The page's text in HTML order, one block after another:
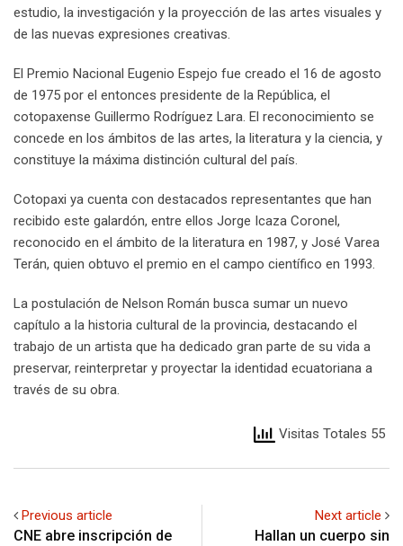
estudio, la investigación y la proyección de las artes visuales y
de las nuevas expresiones creativas.
El Premio Nacional Eugenio Espejo fue creado el 16 de agosto
de 1975 por el entonces presidente de la República, el
cotopaxense Guillermo Rodríguez Lara. El reconocimiento se
concede en los ámbitos de las artes, la literatura y la ciencia, y
constituye la máxima distinción cultural del país.
Cotopaxi ya cuenta con destacados representantes que han
recibido este galardón, entre ellos Jorge Icaza Coronel,
reconocido en el ámbito de la literatura en 1987, y José Varea
Terán, quien obtuvo el premio en el campo científico en 1993.
La postulación de Nelson Román busca sumar un nuevo
capítulo a la historia cultural de la provincia, destacando el
trabajo de un artista que ha dedicado gran parte de su vida a
preservar, reinterpretar y proyectar la identidad ecuatoriana a
través de su obra.
Visitas Totales 55
Previous article
CNE abre inscripción de
Next article
Hallan un cuerpo sin